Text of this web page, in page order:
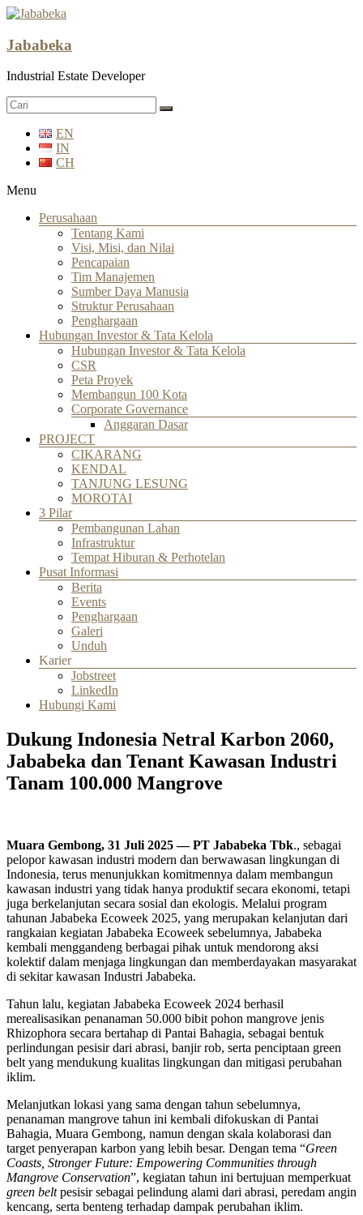
Jababeka
Industrial Estate Developer
EN
IN
CH
Menu
Perusahaan
Tentang Kami
Visi, Misi, dan Nilai
Pencapaian
Tim Manajemen
Sumber Daya Manusia
Struktur Perusahaan
Penghargaan
Hubungan Investor & Tata Kelola
Hubungan Investor & Tata Kelola
CSR
Peta Proyek
Membangun 100 Kota
Corporate Governance
Anggaran Dasar
PROJECT
CIKARANG
KENDAL
TANJUNG LESUNG
MOROTAI
3 Pilar
Pembangunan Lahan
Infrastruktur
Tempat Hiburan & Perhotelan
Pusat Informasi
Berita
Events
Penghargaan
Galeri
Unduh
Karier
Jobstreet
LinkedIn
Hubungi Kami
Dukung Indonesia Netral Karbon 2060,
Jababeka dan Tenant Kawasan Industri
Tanam 100.000 Mangrove
Muara Gembong, 31 Juli 2025 — PT Jababeka Tbk., sebagai
pelopor kawasan industri modern dan berwawasan lingkungan di
Indonesia, terus menunjukkan komitmennya dalam membangun
kawasan industri yang tidak hanya produktif secara ekonomi, tetapi
juga berkelanjutan secara sosial dan ekologis. Melalui program
tahunan Jababeka Ecoweek 2025, yang merupakan kelanjutan dari
rangkaian kegiatan Jababeka Ecoweek sebelumnya, Jababeka
kembali menggandeng berbagai pihak untuk mendorong aksi
kolektif dalam menjaga lingkungan dan memberdayakan masyarakat
di sekitar kawasan Industri Jababeka.
Tahun lalu, kegiatan Jababeka Ecoweek 2024 berhasil
merealisasikan penanaman 50.000 bibit pohon mangrove jenis
Rhizophora secara bertahap di Pantai Bahagia, sebagai bentuk
perlindungan pesisir dari abrasi, banjir rob, serta penciptaan green
belt yang mendukung kualitas lingkungan dan mitigasi perubahan
iklim.
Melanjutkan lokasi yang sama dengan tahun sebelumnya,
penanaman mangrove tahun ini kembali difokuskan di Pantai
Bahagia, Muara Gembong, namun dengan skala kolaborasi dan
target penyerapan karbon yang lebih besar. Dengan tema “Green
Coasts, Stronger Future: Empowering Communities through
Mangrove Conservation”, kegiatan tahun ini bertujuan memperkuat
green beltpesisir sebagai pelindung alami dari abrasi, peredam angin
kencang, serta benteng terhadap dampak perubahan iklim.